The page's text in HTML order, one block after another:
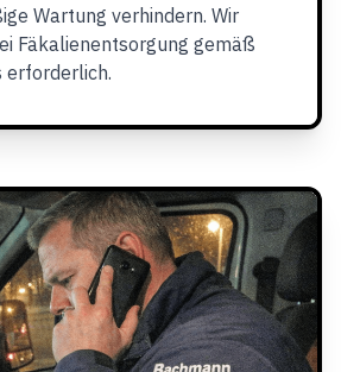
Wartung verhindern. Wir
Fäkalienentsorgung gemäß
erforderlich.